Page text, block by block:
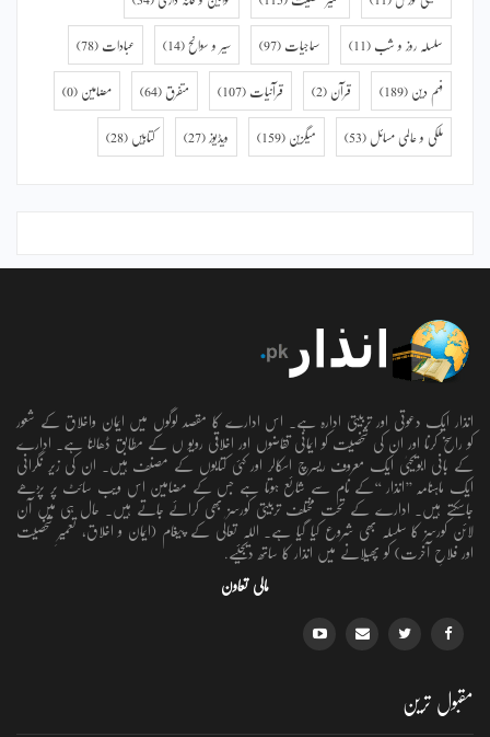
سلسلہ روز و شب (11) سماجیات (97) سیر و سوانح (14) عبادات (78)
فہم دین (189) قرآن (2) قرآنیات (107) متفرق (64) مضامین (0)
ملکی و عالمی مسائل (53) میگزین (159) ویڈیوز (27) کتابیں (28)
انذار ایک دعوتی اور تربیتی ادارہ ہے۔ اس ادارے کا مقصد لوگوں میں ایمان واخلاق کے شعور
کو راسخ کرنا اور ان کی شخصیت کو ایمانی تقاضوں اور اخلاقی رویو ں کے مطابق ڈھالنا ہے۔ ادارے
کے بانی ابویحییٰ ایک معروف ریسرچ اسکالر اور کئی کتابوں کے مصنف ہیں۔ ان کی زیر نگرانی
ایک ماہنامہ ’’انذار ‘‘کے نام سے شائع ہوتا ہے جس کے مضامین اس ویب سائٹ پر پڑھے
جاسکتے ہیں۔ ادارے کے تحت مختلف تربیتی کورسز بھی کرائے جاتے ہیں۔ حال ہی میں آن
لائن کورسز کا سلسلہ بھی شروع کیا گیا ہے۔ اللہ تعالٰی کے پیغام (ایمان و اخلاق، تعمیرِ شخصیت
اور فلاحِ آخرت) کو پھیلانے میں انذار کا ساتھ دیجئیے.
مالی تعاون
مقبول ترین